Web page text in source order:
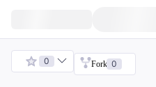
0 Fork 0